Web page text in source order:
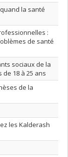
la santé
:
de santé
sociaux de la
18 à 25 ans
de la
les Kalderash